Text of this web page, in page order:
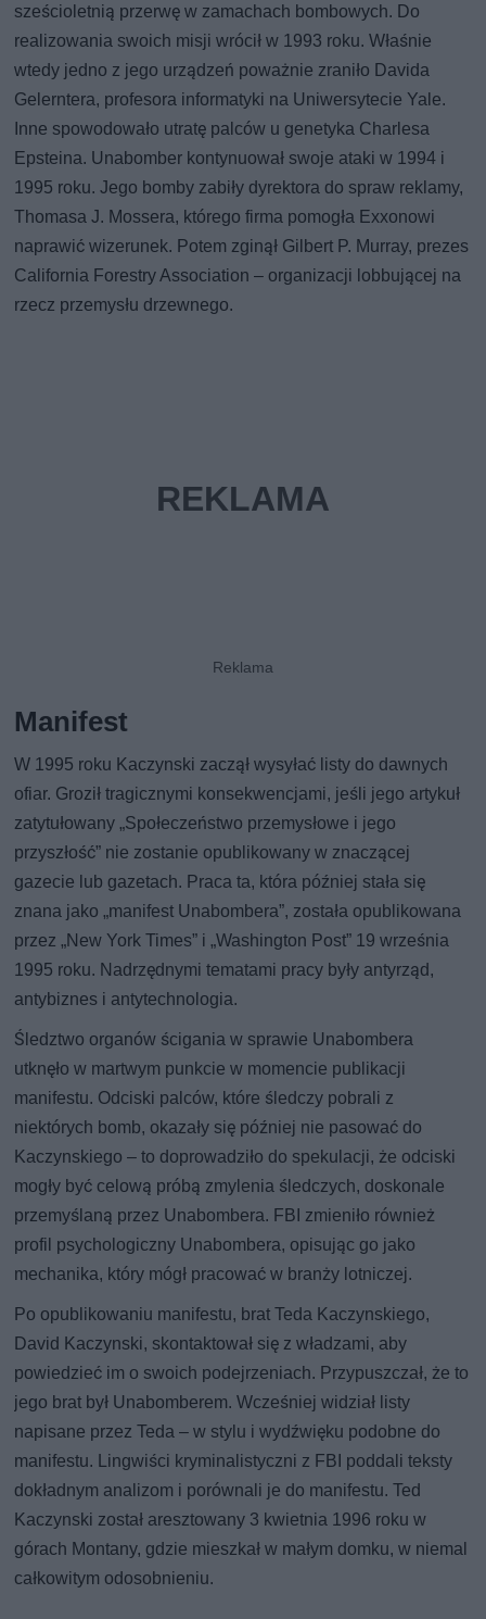
sześcioletnią przerwę w zamachach bombowych. Do
realizowania swoich misji wrócił w 1993 roku. Właśnie
wtedy jedno z jego urządzeń poważnie zraniło Davida
Gelerntera, profesora informatyki na Uniwersytecie Yale.
Inne spowodowało utratę palców u genetyka Charlesa
Epsteina. Unabomber kontynuował swoje ataki w 1994 i
1995 roku. Jego bomby zabiły dyrektora do spraw reklamy,
Thomasa J. Mossera, którego firma pomogła Exxonowi
naprawić wizerunek. Potem zginął Gilbert P. Murray, prezes
California Forestry Association – organizacji lobbującej na
rzecz przemysłu drzewnego.
Manifest
W 1995 roku Kaczynski zaczął wysyłać listy do dawnych
ofiar. Groził tragicznymi konsekwencjami, jeśli jego artykuł
zatytułowany „Społeczeństwo przemysłowe i jego
przyszłość” nie zostanie opublikowany w znaczącej
gazecie lub gazetach. Praca ta, która później stała się
znana jako „manifest Unabombera”, została opublikowana
przez „New York Times” i „Washington Post” 19 września
1995 roku. Nadrzędnymi tematami pracy były antyrząd,
antybiznes i antytechnologia.
Śledztwo organów ścigania w sprawie Unabombera
utknęło w martwym punkcie w momencie publikacji
manifestu. Odciski palców, które śledczy pobrali z
niektórych bomb, okazały się później nie pasować do
Kaczynskiego – to doprowadziło do spekulacji, że odciski
mogły być celową próbą zmylenia śledczych, doskonale
przemyślaną przez Unabombera. FBI zmieniło również
profil psychologiczny Unabombera, opisując go jako
mechanika, który mógł pracować w branży lotniczej.
Po opublikowaniu manifestu, brat Teda Kaczynskiego,
David Kaczynski, skontaktował się z władzami, aby
powiedzieć im o swoich podejrzeniach. Przypuszczał, że to
jego brat był Unabomberem. Wcześniej widział listy
napisane przez Teda – w stylu i wydźwięku podobne do
manifestu. Lingwiści kryminalistyczni z FBI poddali teksty
dokładnym analizom i porównali je do manifestu. Ted
Kaczynski został aresztowany 3 kwietnia 1996 roku w
górach Montany, gdzie mieszkał w małym domku, w niemal
całkowitym odosobnieniu.